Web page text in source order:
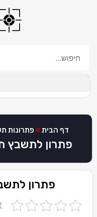
דף הבית » פתרונות
פתרון לתשבץ
פתרון